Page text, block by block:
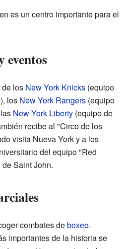
es un centro importante para el
eventos
los New York Knicks (equipo
los New York Rangers (equipo
New York Liberty (equipo de
recibe al "Circo de los
visita Nueva York y a los
del equipo "Red
Saint John.
combates deboxeo.
importantes de la historia se